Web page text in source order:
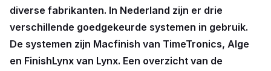
diverse fabrikanten. In Nederland zijn er drie
verschillende goedgekeurde systemen in gebruik.
De systemen zijn Macfinish van TimeTronics, Alge
en FinishLynx van Lynx. Een overzicht van de